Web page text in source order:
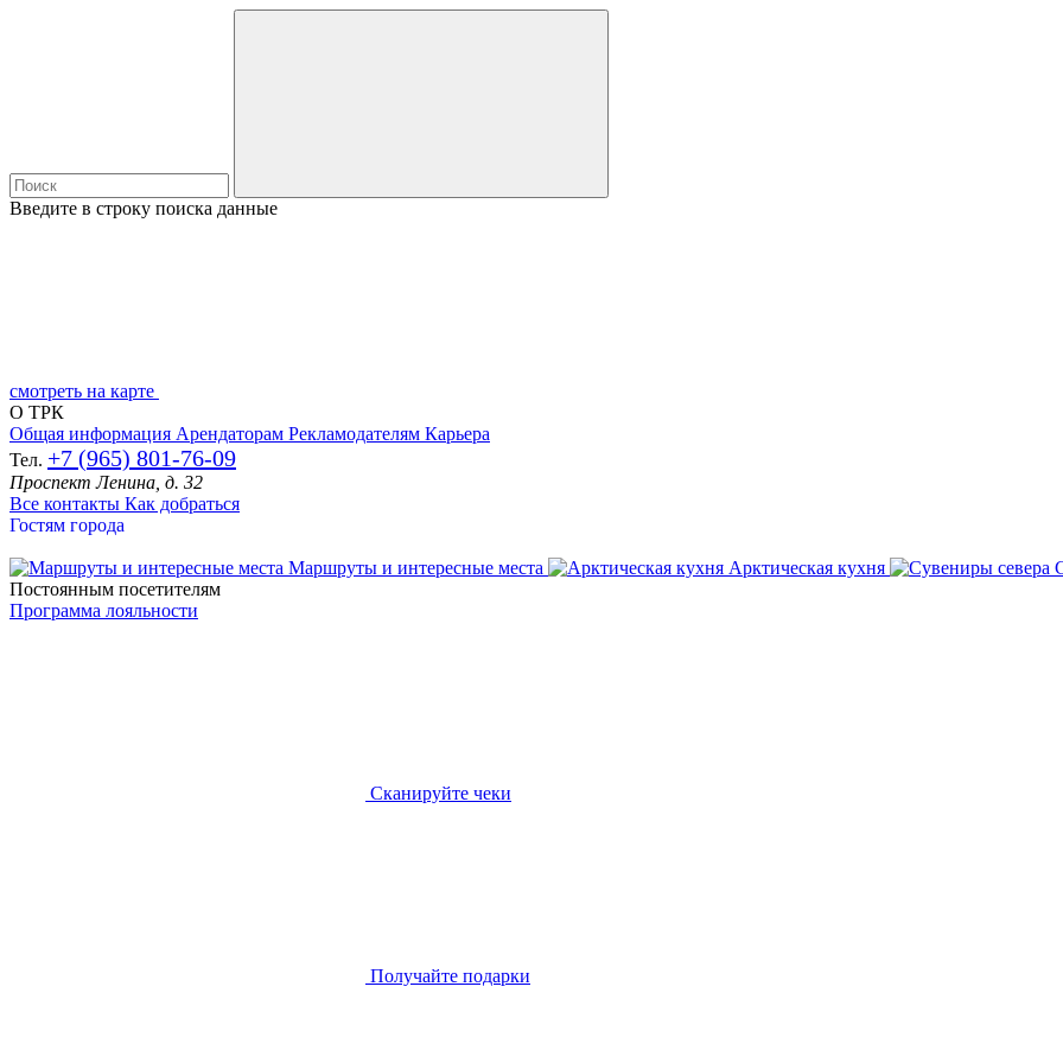
Введите в строку поиска данные
смотреть на карте
О ТРК
Общая информация Арендаторам Рекламодателям Карьера
Тел. +7 (965) 801-76-09
Проспект Ленина, д. 32
Все контакты Как добраться
Гостям города
Маршруты и интересные места Арктическая кухня
Постоянным посетителям
Программа лояльности
Сканируйте чеки
Получайте подарки